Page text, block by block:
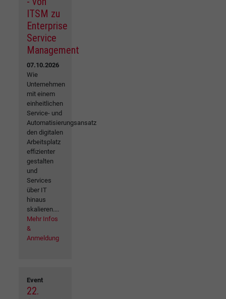
ITSM zu
Enterprise
Service
Management
07.10.2026
Wie
Unternehmen
mit einem
einheitlichen
Service- und
Automatisierungsansatz
den digitalen
Arbeitsplatz
effizienter
gestalten
und
Services
über IT
hinaus
skalieren....
Mehr Infos
&
Anmeldung
Event
22.